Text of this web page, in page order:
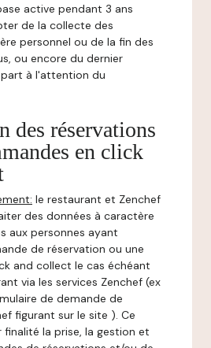
active pendant 3 ans
de la collecte des
personnel ou de la fin des
ou encore du dernier
à l'attention du
des réservations
en click
le restaurant et Zenchef
des données à caractère
aux personnes ayant
de réservation ou une
and collect le cas échéant
via les services Zenchef (ex
de demande de
figurant sur le site ). Ce
la prise, la gestion et